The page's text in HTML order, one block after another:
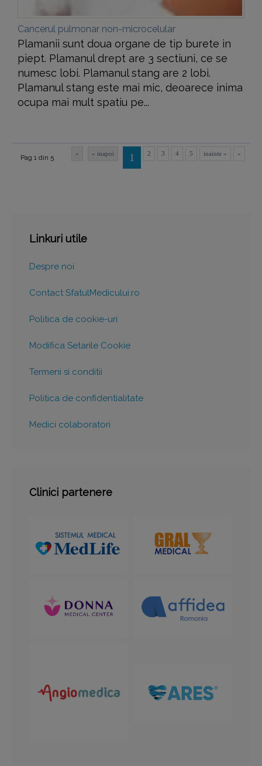
Cancerul pulmonar non-microcelular
Plamanii sunt doua organe de tip burete in
piept. Plamanul drept are 3 sectiuni, ce se
numesc lobi. Plamanul stang are 2 lobi.
Plamanul stang este mai mic, deoarece inima
ocupa mai mult spatiu pe...
Pag 1 din 5
« « inapoi 1 2 3 4 5 inainte » »
Linkuri utile
Despre noi
Contact SfatulMedicului.ro
Politica de cookie-uri
Modifica Setarile Cookie
Termeni si conditii
Politica de confidentialitate
Medici colaboratori
Clinici partenere